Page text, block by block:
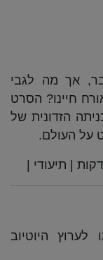
אך מה לגבי
חיינו? הסרט
הזדונית של
על העולם.
היוטיוב